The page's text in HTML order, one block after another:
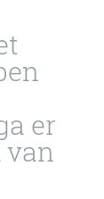
er
van